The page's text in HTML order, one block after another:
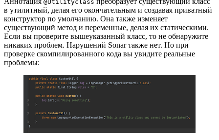
@Utilityclass
в утилитный, делая его окончательным и создавая приватный
конструктор по умолчанию. Она также изменяет
существующий метод и переменные, делая их статическими.
Если вы проверите вышеуказанный класс, то не обнаружите
никаких проблем. Нарушений Sonar также нет. Но при
проверке скомпилированного кода вы увидите реальные
проблемы: